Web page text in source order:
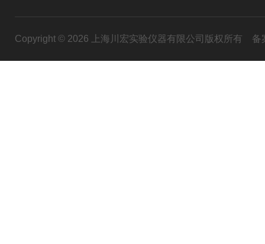
Copyright © 2026 上海川宏实验仪器有限公司版权所有 备